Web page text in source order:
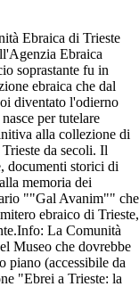
Ebraica di Trieste
Ebraica
soprastante fu in
ebraica che dal
diventato l'odierno
per tutelare
alla collezione di
da secoli. Il
documenti storici di
memoria dei
""Gal Avanim"" che
ebraico di Trieste,
La Comunità
Museo che dovrebbe
piano (accessibile da
"Ebrei a Trieste: la